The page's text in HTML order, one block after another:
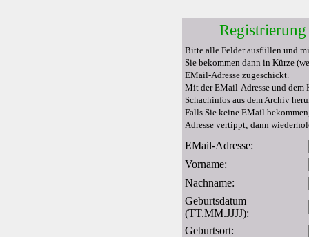
Bitte alle Felder ausfüllen und
Sie bekommen dann in Kürze
EMail-Adresse zugeschickt.
Mit der EMail-Adresse und dem
Schachinfos aus dem Archiv
Falls Sie keine EMail
Adresse vertippt; dann
EMail-Adresse:
Vorname:
Nachname:
Geburtsdatum
(TT.MM.JJJJ):
Geburtsort: